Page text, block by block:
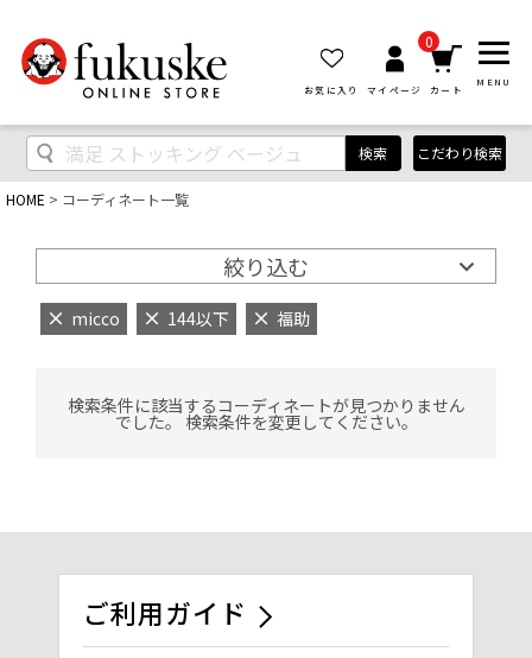
お気に入り マイページ
0
カート
MENU
検索 こだわり検索
HOME コーディネート一覧
絞り込む
micco 144以下 福助
検索条件に該当するコーディネートが見つかりません
でした。 検索条件を変更してください。
ご利用ガイド